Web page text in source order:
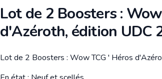
Lot de 2 Boosters :
d'Azéroth, édition UDC
Description
Lot de 2 Boosters : Wow TCG ' Héros